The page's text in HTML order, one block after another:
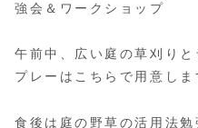
強会＆ワークショップ
午前中、広い庭の草刈り
プレーはこちらで用意しま
食後は庭の野草の活用法